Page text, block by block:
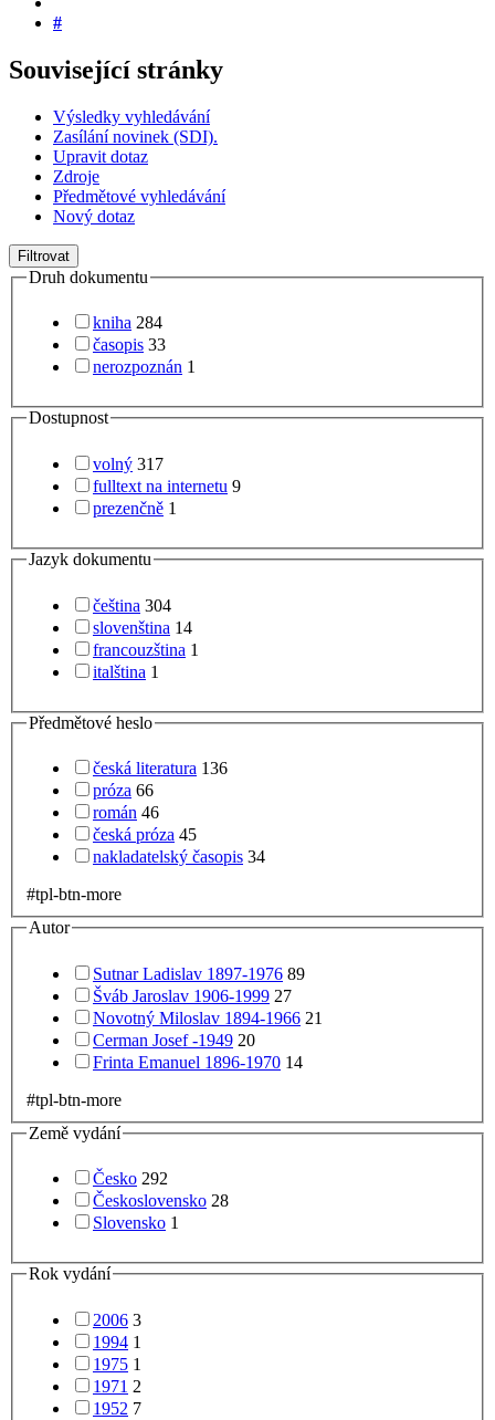
#
Související stránky
Výsledky vyhledávání
Zasílání novinek (SDI).
Upravit dotaz
Zdroje
Předmětové vyhledávání
Nový dotaz
Filtrovat
Druh dokumentu
kniha 284
časopis 33
nerozpoznán 1
Dostupnost
volný 317
fulltext na internetu 9
prezenčně 1
Jazyk dokumentu
čeština 304
slovenština 14
francouzština 1
italština 1
Předmětové heslo
česká literatura 136
próza 66
román 46
česká próza 45
nakladatelský časopis 34
#tpl-btn-more
Autor
Sutnar Ladislav 1897-1976 89
Šváb Jaroslav 1906-1999 27
Novotný Miloslav 1894-1966 21
Cerman Josef -1949 20
Frinta Emanuel 1896-1970 14
#tpl-btn-more
Země vydání
Česko 292
Československo 28
Slovensko 1
Rok vydání
2006 3
1994 1
1975 1
1971 2
1952 7